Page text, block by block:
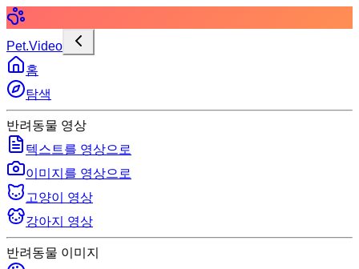
Pet.Video
홈
탐색
반려동물 영상
텍스트를 영상으로
이미지를 영상으로
고양이 영상
강아지 영상
반려동물 이미지